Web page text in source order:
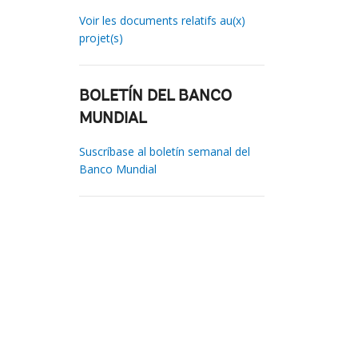
Voir les documents relatifs au(x)
projet(s)
BOLETÍN DEL BANCO
MUNDIAL
Suscríbase al boletín semanal del
Banco Mundial